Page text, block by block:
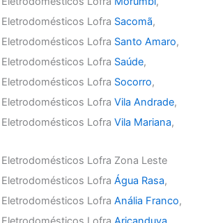
Lofra Sacomã,
Lofra Santo Amaro,
Lofra Saúde,
Lofra Socorro,
LofraVila Andrade,
LofraVila Mariana,
Lofra Zona Leste
LofraÁgua Rasa,
LofraAnália Franco,